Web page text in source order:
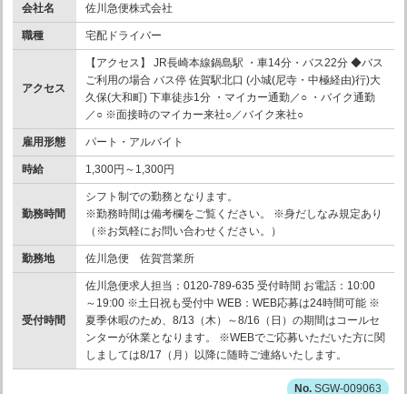
会社名 佐川急便株式会社
職種 宅配ドライバー
アクセス
【アクセス】 JR長崎本線鍋島駅 ・車14分・バス22分 ◆バス
ご利用の場合 バス停 佐賀駅北口 (小城(尼寺・中極経由)行)大
久保(大和町) 下車徒歩1分 ・マイカー通勤／○ ・バイク通勤
／○ ※面接時のマイカー来社○／バイク来社○
雇用形態 パート・アルバイト
時給 1,300円～1,300円
勤務時間
シフト制での勤務となります。
※勤務時間は備考欄をご覧ください。 ※身だしなみ規定あり
（※お気軽にお問い合わせください。）
勤務地 佐川急便 佐賀営業所
受付時間
佐川急便求人担当：0120-789-635 受付時間 お電話：10:00
～19:00 ※土日祝も受付中 WEB：WEB応募は24時間可能 ※
夏季休暇のため、8/13（木）～8/16（日）の期間はコールセ
ンターが休業となります。 ※WEBでご応募いただいた方に関
しましては8/17（月）以降に随時ご連絡いたします。
SGW-009063